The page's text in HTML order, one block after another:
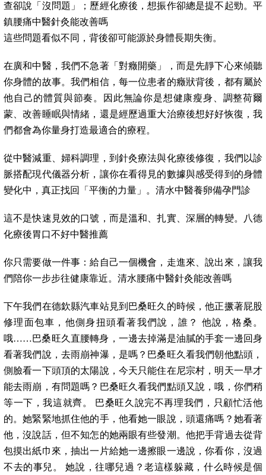
查卻說「沒問題」；歷經化療後，想振作卻總是提不起勁。平
鎮腰痛中醫針灸能改善嗎
這些問題看似不同，背後卻可能源於身體長期失衡。
在廣和中醫，我們不急著「對癥開藥」，而是先靜下心來傾聽
你身體的故事。我們相信，每一位患者的癥狀背後，都有屬於
他自己的體質與節奏。因此無論你是想健康瘦身、調整荷爾
蒙、改善睡眠與情緒，還是經歷過重大治療後想好好恢復，我
們都會為你量身打造最適合的療程。
從中醫減重、婦科調理，到針灸療法與化療後修復，我們以診
脈搭配現代儀器分析，讓你在看得見的數據與感受得到的身體
變化中，真正找回「平衡的力量」。清水中醫養卵備孕門診
這不是快速見效的口號，而是溫和、扎實、深層的轉變。八德
化療後胃口不好中醫推薦
你只需要做一件事：給自己一個機會，走進來、說出來，讓我
們陪你一步步往健康靠近。清水腰痛中醫針灸能改善嗎
下午我們在德欽縣汽車站見到巴桑旺久的時候，他正撅著屁股
修理面包車，他側身扭頭看著我們說，誰？ 他說，格桑。
哦……巴桑旺久直腰轉身，一邊去掉滿是油膩的手套一邊回身
看著我們說，去雨崩神瀑，是嗎？巴桑旺久看我們朝他點頭，
側臉看一下頭頂的太陽說，今天只能住在尼宗村，明天一早才
能去雨崩，有問題嗎？巴桑旺久看我們點頭又說，哦，你們稍
等一下，我這就齊。 巴桑旺久說完不再理我們，只顧忙活他
的。她緊緊地抓住他的手，他看她一眼說，頭還痛嗎？她看著
他，沒說話，但不知怎的她兩眼有些發潮。他把手背過去從背
包摸出紙巾來，抽出一片給她一邊擦眼一邊說，你看你，沒過
不去的事兒。 她說，往哪兒過？老這樣躲藏，什么時候是個